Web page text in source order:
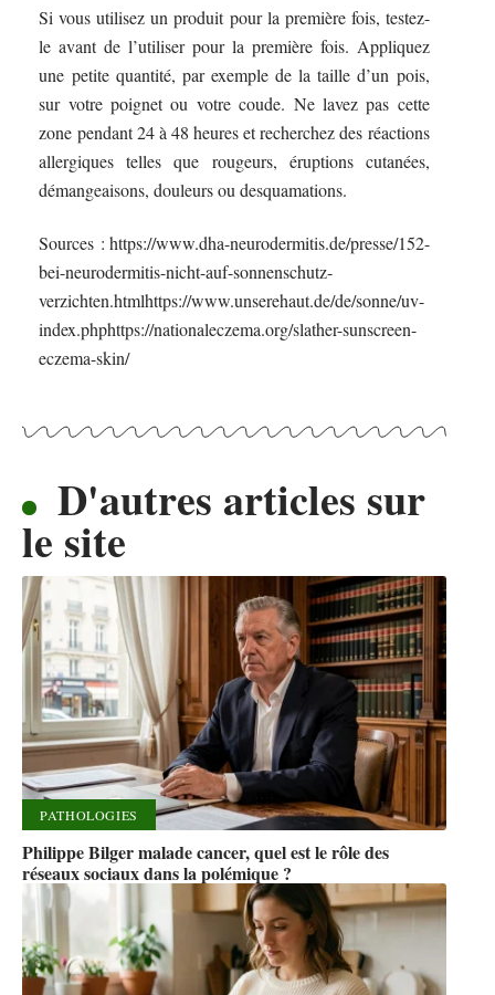
Si vous utilisez un produit pour la première fois, testez-
le avant de l’utiliser pour la première fois. Appliquez
une petite quantité, par exemple de la taille d’un pois,
sur votre poignet ou votre coude. Ne lavez pas cette
zone pendant 24 à 48 heures et recherchez des réactions
allergiques telles que rougeurs, éruptions cutanées,
démangeaisons, douleurs ou desquamations.
Sources : https://www.dha-neurodermitis.de/presse/152-
bei-neurodermitis-nicht-auf-sonnenschutz-
verzichten.htmlhttps://www.unserehaut.de/de/sonne/uv-
index.phphttps://nationaleczema.org/slather-sunscreen-
eczema-skin/
D'autres articles sur
le site
PATHOLOGIES
Philippe Bilger malade cancer, quel est le rôle des
réseaux sociaux dans la polémique ?